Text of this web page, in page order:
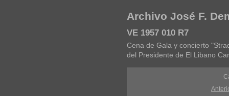
Archivo José F.
VE 1957 010 R7
Cena de Gala y concierto
del Presidente de El Libano